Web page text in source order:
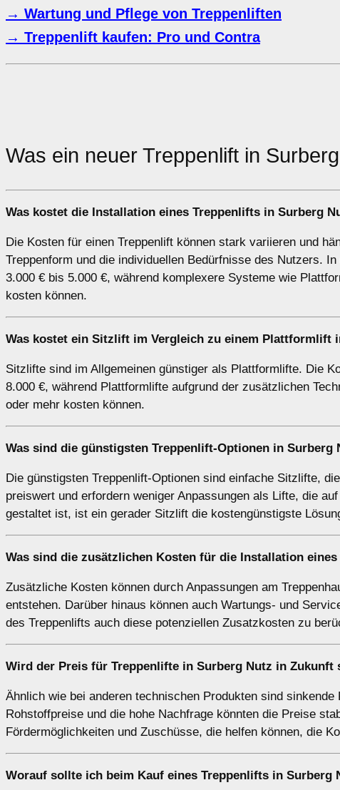
→ Wartung und Pflege von Treppenliften
→ Treppenlift kaufen: Pro und Contra
Was ein neuer Treppenlift in
Was kostet die Installation eines Treppenlifts in Surberg
Die Kosten für einen Treppenlift können stark variieren und
Treppenform und die individuellen Bedürfnisse des Nutzers.
3.000 € bis 5.000 €, während komplexere Systeme wie
kosten können.
Was kostet ein Sitzlift im Vergleich zu einem Plattformlift
Sitzlifte sind im Allgemeinen günstiger als Plattformlifte. Die
8.000 €, während Plattformlifte aufgrund der zusätzlichen
oder mehr kosten können.
Was sind die günstigsten Treppenlift-Optionen in Surberg
Die günstigsten Treppenlift-Optionen sind einfache Sitzlifte,
preiswert und erfordern weniger Anpassungen als Lifte, die
gestaltet ist, ist ein gerader Sitzlift die kostengünstigste
Was sind die zusätzlichen Kosten für die Installation
Zusätzliche Kosten können durch Anpassungen am
entstehen. Darüber hinaus können auch Wartungs- und
des Treppenlifts auch diese potenziellen Zusatzkosten zu
Wird der Preis für Treppenlifte in Surberg Nutz in Zukunft
Ähnlich wie bei anderen technischen Produkten sind
Rohstoffpreise und die hohe Nachfrage könnten die Preise
Fördermöglichkeiten und Zuschüsse, die helfen können, die
Worauf sollte ich beim Kauf eines Treppenlifts in Surberg